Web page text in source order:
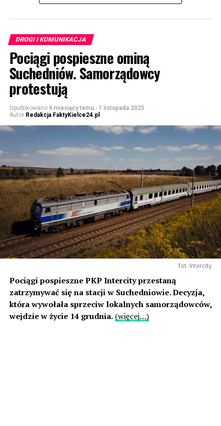
DROGI I KOMUNIKACJA
Pociągi pospieszne ominą
Suchedniów. Samorządowcy
protestują
Opublikowano 9 miesięcy temu - 1 listopada 2025
Autor Redakcja FaktyKielce24.pl
fot. Intercity
Pociągi pospieszne PKP Intercity przestaną
zatrzymywać się na stacji w Suchedniowie. Decyzja,
która wywołała sprzeciw lokalnych samorządowców,
wejdzie w życie 14 grudnia. (więcej…)